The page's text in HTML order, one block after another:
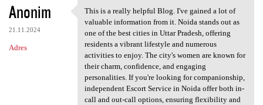
Anonim
21.11.2024
Adres
This is a really helpful Blog
This is a really helpful Blog. I've gained a lot of
valuable information from it. Noida stands out as
one of the best cities in Uttar Pradesh, offering
residents a vibrant lifestyle and numerous
activities to enjoy. The city's women are known for
their charm, confidence, and engaging
personalities. If you're looking for companionship,
independent Escort Service in Noida offer both in-
call and out-call options, ensuring flexibility and